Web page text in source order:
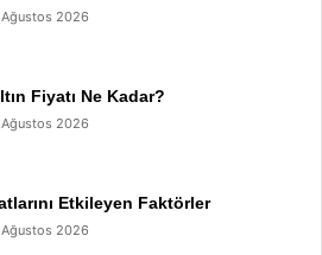
2026
Fiyatı Ne Kadar?
2026
Etkileyen Faktörler
2026